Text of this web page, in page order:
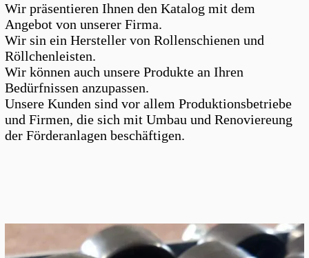
Wir präsentieren Ihnen den Katalog mit dem
Angebot von unserer Firma.
Wir sin ein Hersteller von Rollenschienen und
Röllchenleisten.
Wir können auch unsere Produkte an Ihren
Bedürfnissen anzupassen.
Unsere Kunden sind vor allem Produktionsbetriebe
und Firmen, die sich mit Umbau und Renoviereung
der Förderanlagen beschäftigen.